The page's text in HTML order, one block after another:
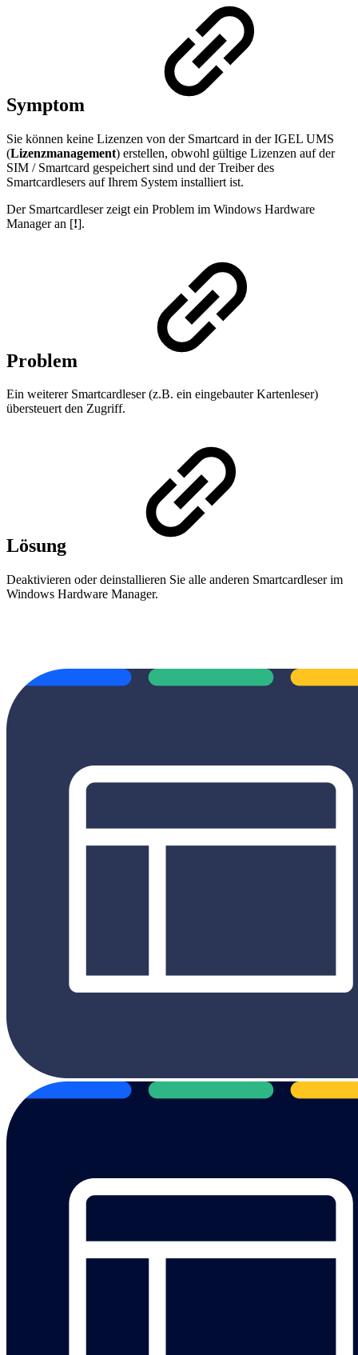
Symptom
Sie können keine Lizenzen von der Smartcard in der IGEL UMS
(Lizenzmanagement) erstellen, obwohl gültige Lizenzen auf der
SIM / Smartcard gespeichert sind und der Treiber des
Smartcardlesers auf Ihrem System installiert ist.
Der Smartcardleser zeigt ein Problem im Windows Hardware
Manager an [!].
Problem
Ein weiterer Smartcardleser (z.B. ein eingebauter Kartenleser)
übersteuert den Zugriff.
Lösung
Deaktivieren oder deinstallieren Sie alle anderen Smartcardleser im
Windows Hardware Manager.